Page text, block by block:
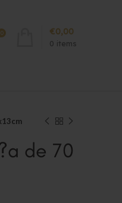
0
0 items
€0,00
de 70